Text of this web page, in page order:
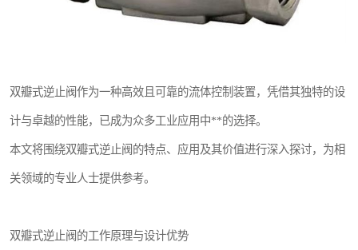
双瓣式逆止阀作为一种高效且可靠的流体控制装置，凭借其独特的设
计与卓越的性能，已成为众多工业应用中**的选择。
本文将围绕双瓣式逆止阀的特点、应用及其价值进行深入探讨，为相
关领域的专业人士提供参考。
双瓣式逆止阀的工作原理与设计优势